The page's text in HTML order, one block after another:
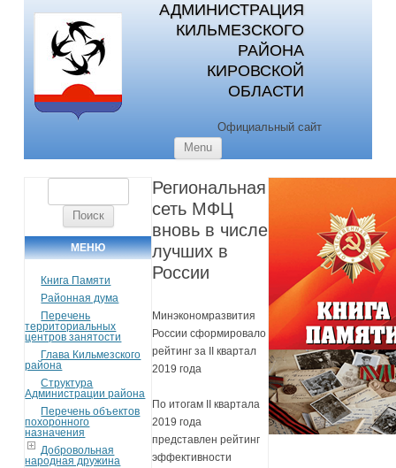
АДМИНИСТРАЦИЯ
КИЛЬМЕЗСКОГО
РАЙОНА
КИРОВСКОЙ
ОБЛАСТИ
Официальный сайт
Menu
МЕНЮ
Книга Памяти
Районная дума
Перечень
территориальных
центров занятости
Глава Кильмезского
района
Структура
Администрации района
Перечень объектов
похоронного
назначения
Добровольная
народная дружина
Региональная
сеть МФЦ
вновь в числе
лучших в
России
Минэкономразвития
России сформировало
рейтинг за II квартал
2019 года
По итогам II квартала
2019 года
представлен рейтинг
эффективности